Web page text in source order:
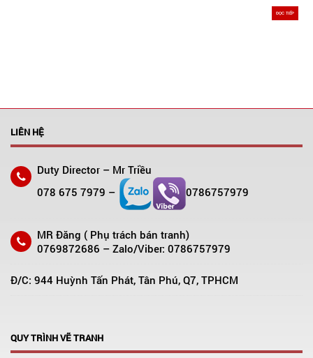
ĐỌC TIẾP
LIÊN HỆ
Duty Director – Mr Triều
078 675 7979 –
0786757979
MR Đăng ( Phụ trách bán tranh)
0769872686 – Zalo/Viber: 0786757979
Đ/C: 944 Huỳnh Tấn Phát, Tân Phú, Q7, TPHCM
QUY TRÌNH VẼ TRANH